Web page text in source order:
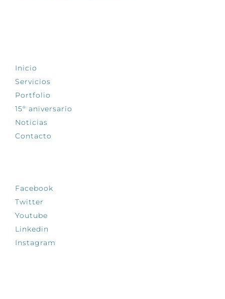
Inicio
Servicios
Portfolio
15º aniversario
Noticias
Contacto
Facebook
Twitter
Youtube
Linkedin
Instagram